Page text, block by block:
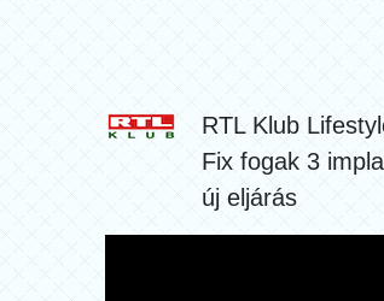
RTL Klub
Fix fogak 3
új eljárás